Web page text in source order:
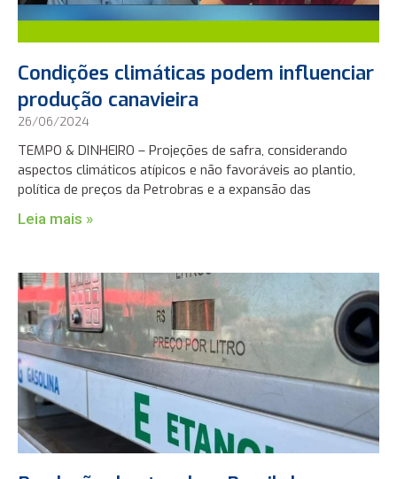
Condições climáticas podem influenciar
produção canavieira
26/06/2024
TEMPO & DINHEIRO – Projeções de safra, considerando
aspectos climáticos atípicos e não favoráveis ao plantio,
política de preços da Petrobras e a expansão das
Leia mais »